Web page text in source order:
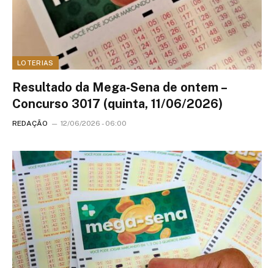
LOTERIAS
Resultado da Mega-Sena de ontem –
Concurso 3017 (quinta, 11/06/2026)
REDAÇÃO 12/06/2026 - 06:00